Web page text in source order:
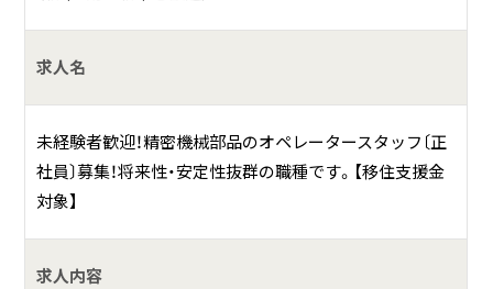
当社は昭和２２年に創業以来、各種金属部品の切削加工を行
ってまいりました。
「ＩＳＯ９００１：２０１５」「ＩＳＯ１４００１：２０１５」
を取得し、品質面・環境面に対応した製品の作成を行なって
います。
求人名
未経験者歓迎！精密機械部品のオペレータースタッフ〔正
社員〕募集！将来性・安定性抜群の職種です。【移住支援金
対象】
求人内容